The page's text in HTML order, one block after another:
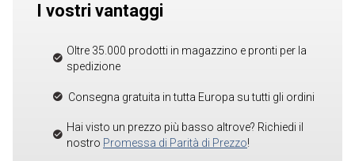
I vostri vantaggi
Oltre 35.000 prodotti in magazzino e pronti per la
spedizione
Consegna gratuita in tutta Europa su tutti gli ordini
Hai visto un prezzo più basso altrove? Richiedi il
nostro Promessa di Parità di Prezzo!